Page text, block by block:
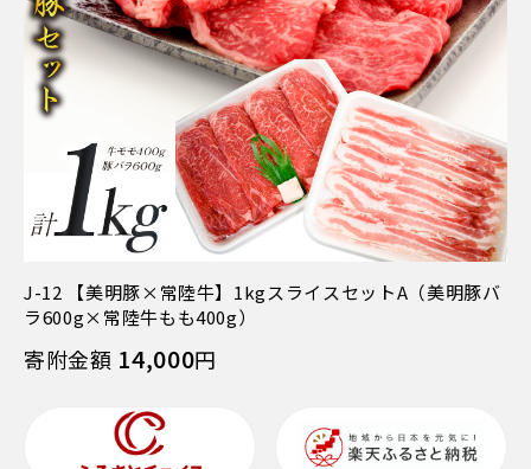
J-12 【美明豚×常陸牛】1kgスライスセットA（美明豚バ
ラ600g×常陸牛もも400g）
寄附金額 14,000円